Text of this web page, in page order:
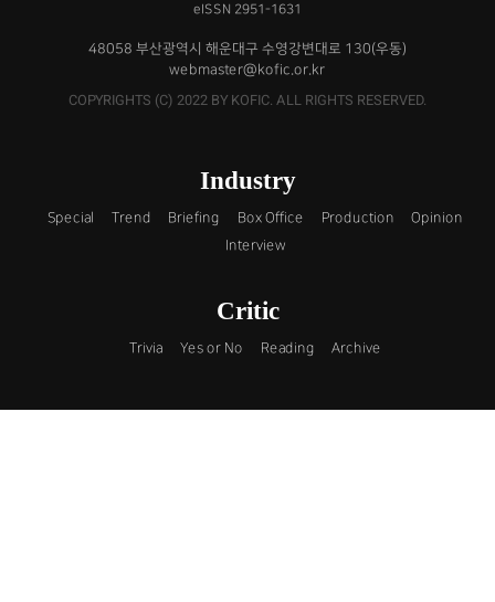
eISSN 2951-1631
48058 부산광역시 해운대구 수영강변대로 130(우동)
webmaster@kofic.or.kr
COPYRIGHTS (C) 2022 BY KOFIC. ALL RIGHTS RESERVED.
Industry
Special Trend Briefing Box Office Production
Opinion
Interview
Critic
Trivia Yes or No Reading Archive